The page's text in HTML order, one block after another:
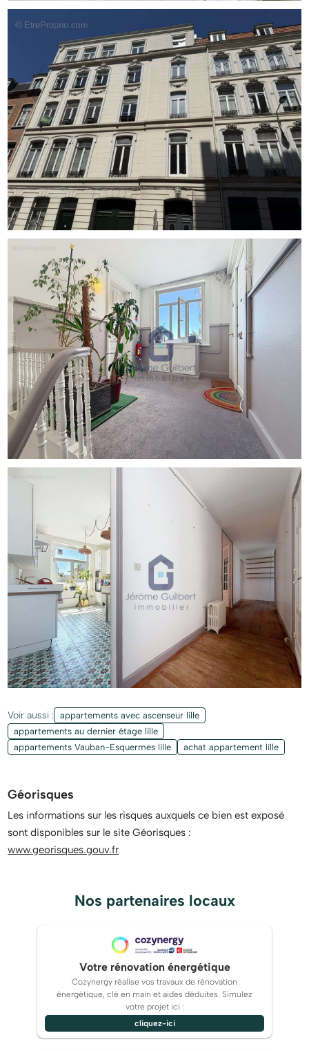
Voir aussi :
appartements avec ascenseur lille
appartements au dernier étage lille
appartements Vauban-Esquermes lille
achat appartement lille
Géorisques
Les informations sur les risques auxquels ce bien est exposé
sont disponibles sur le site Géorisques :
www.georisques.gouv.fr
Nos partenaires locaux
Votre rénovation énergétique
Cozynergy réalise vos travaux de rénovation
énergétique, clé en main et aides déduites. Simulez
votre projet ici :
cliquez-ici